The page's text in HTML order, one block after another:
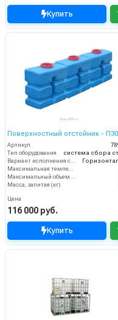
Купить
Поверхностный отстойник -
Артикул
Тип оборудования
Вариант исполнения сооружения
Максимальная температура жидкости (°C)
Максимальный объем (л)
Масса, залитая (кг)
Цена
116 000 руб.
Купить